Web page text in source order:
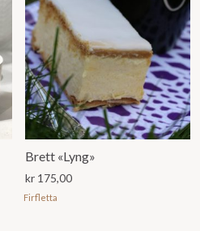
Brett «Lyng»
kr 175,00
Firfletta